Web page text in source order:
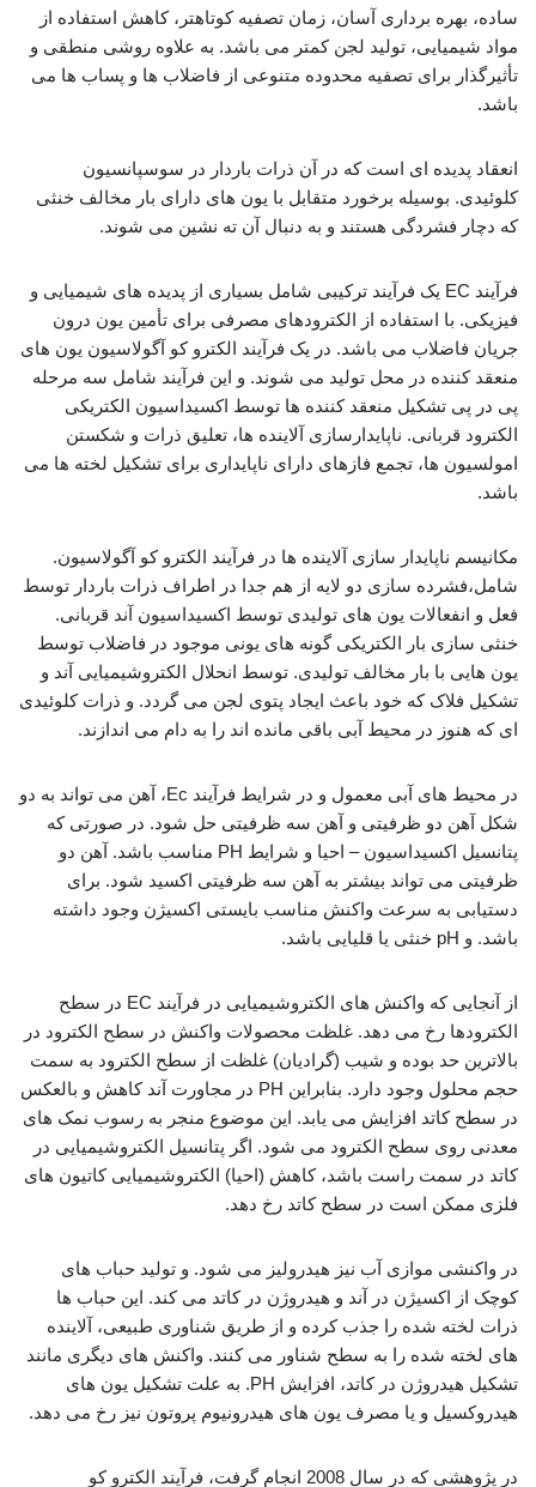
ساده، بهره برداری آسان، زمان تصفیه کوتاهتر، کاهش استفاده از
مواد شیمیایی، تولید لجن کمتر می باشد. به علاوه روشی منطقی و
تأثیرگذار برای تصفیه محدوده متنوعی از فاضلاب ها و پساب ها می
باشد.
انعقاد پدیده ای است که در آن ذرات باردار در سوسپانسیون
کلوئیدی. بوسیله برخورد متقابل با یون های دارای بار مخالف خنثی
که دچار فشردگی هستند و به دنبال آن ته نشین می شوند.
فرآیند EC یک فرآیند ترکیبی شامل بسیاری از پدیده های شیمیایی و
فیزیکی. با استفاده از الکترودهای مصرفی برای تأمین یون درون
جریان فاضلاب می باشد. در یک فرآیند الکترو کو آگولاسیون یون های
منعقد کننده در محل تولید می شوند. و این فرآیند شامل سه مرحله
پی در پی تشکیل منعقد کننده ها توسط اکسیداسیون الکتریکی
الکترود قربانی. ناپایدارسازی آلاینده ها، تعلیق ذرات و شکستن
امولسیون ها، تجمع فازهای دارای ناپایداری برای تشکیل لخته ها می
باشد.
مکانیسم ناپایدار سازی آلاینده ها در فرآیند الکترو کو آگولاسیون.
شامل،فشرده سازی دو لایه از هم جدا در اطراف ذرات باردار توسط
فعل و انفعالات یون های تولیدی توسط اکسیداسیون آند قربانی.
خنثی سازی بار الکتریکی گونه های یونی موجود در فاضلاب توسط
یون هایی با بار مخالف تولیدی. توسط انحلال الکتروشیمیایی آند و
تشکیل فلاک که خود باعث ایجاد پتوی لجن می گردد. و ذرات کلوئیدی
ای که هنوز در محیط آبی باقی مانده اند را به دام می اندازند.
در محیط های آبی معمول و در شرایط فرآیند Ec، آهن می تواند به دو
شکل آهن دو ظرفیتی و آهن سه ظرفیتی حل شود. در صورتی که
پتانسیل اکسیداسیون – احیا و شرایط PH مناسب باشد. آهن دو
ظرفیتی می تواند بیشتر به آهن سه ظرفیتی اکسید شود. برای
دستیابی به سرعت واکنش مناسب بایستی اکسیژن وجود داشته
باشد. و pH خنثی یا قلیایی باشد.
از آنجایی که واکنش های الکتروشیمیایی در فرآیند EC در سطح
الکترودها رخ می دهد. غلظت محصولات واکنش در سطح الکترود در
بالاترین حد بوده و شیب (گرادیان) غلظت از سطح الکترود به سمت
حجم محلول وجود دارد. بنابراین PH در مجاورت آند کاهش و بالعکس
در سطح کاتد افزایش می یابد. این موضوع منجر به رسوب نمک های
معدنی روی سطح الکترود می شود. اگر پتانسیل الکتروشیمیایی در
کاتد در سمت راست باشد، کاهش (احیا) الکتروشیمیایی کاتیون های
فلزی ممکن است در سطح کاتد رخ دهد.
در واکنشی موازی آب نیز هیدرولیز می شود. و تولید حباب های
کوچک از اکسیژن در آند و هیدروژن در کاتد می کند. این حباب ها
ذرات لخته شده را جذب کرده و از طریق شناوری طبیعی، آلاینده
های لخته شده را به سطح شناور می کنند. واکنش های دیگری مانند
تشکیل هیدروژن در کاتد، افزایش PH. به علت تشکیل یون های
هیدروکسیل و یا مصرف یون های هیدرونیوم پروتون نیز رخ می دهد.
در پژوهشی که در سال 2008 انجام گرفت، فرآیند الکترو کو